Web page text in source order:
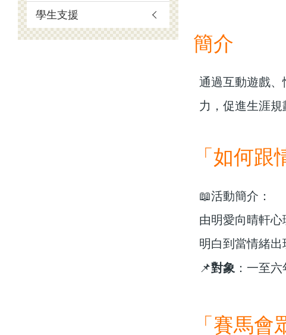
簡介
通過互動遊戲
力，促進生涯規
「如何
📖活動簡介：
由明愛向晴軒
明白到當情緒出
📌對象：一至六
「賽馬
學生支援